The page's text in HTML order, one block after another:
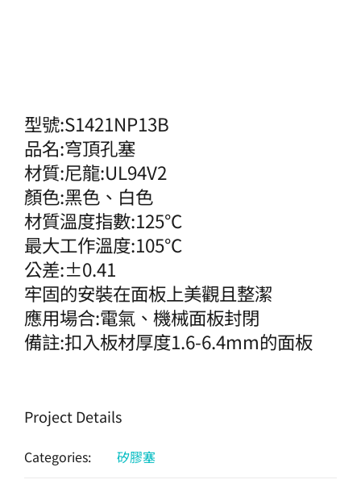
型號:S1421NP13B
品名:穹頂孔塞
材質:尼龍:UL94V2
顏色:黑色、白色
材質溫度指數:125℃
最大工作溫度:105℃
公差:±0.41
牢固的安裝在面板上美觀且整潔
應用場合:電氣、機械面板封閉
備註:扣入板材厚度1.6-6.4mm的面板
Project Details
Categories: 矽膠塞